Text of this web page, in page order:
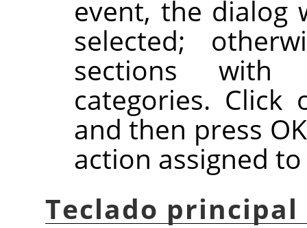
event, the dialog
selected;
sections with
categories.
and then press
action assigned
Teclado principal